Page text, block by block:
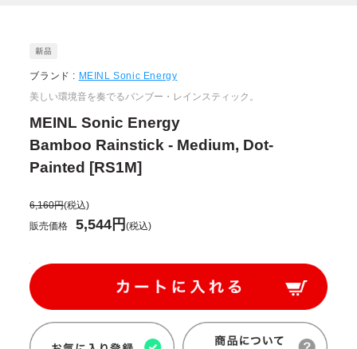
ブランド : MEINL Sonic Energy
美しい環境音を奏でるバンブー・レインスティック。
MEINL Sonic Energy
Bamboo Rainstick - Medium, Dot-
Painted [RS1M]
6,160円(税込)
販売価格
5,544円(税込)